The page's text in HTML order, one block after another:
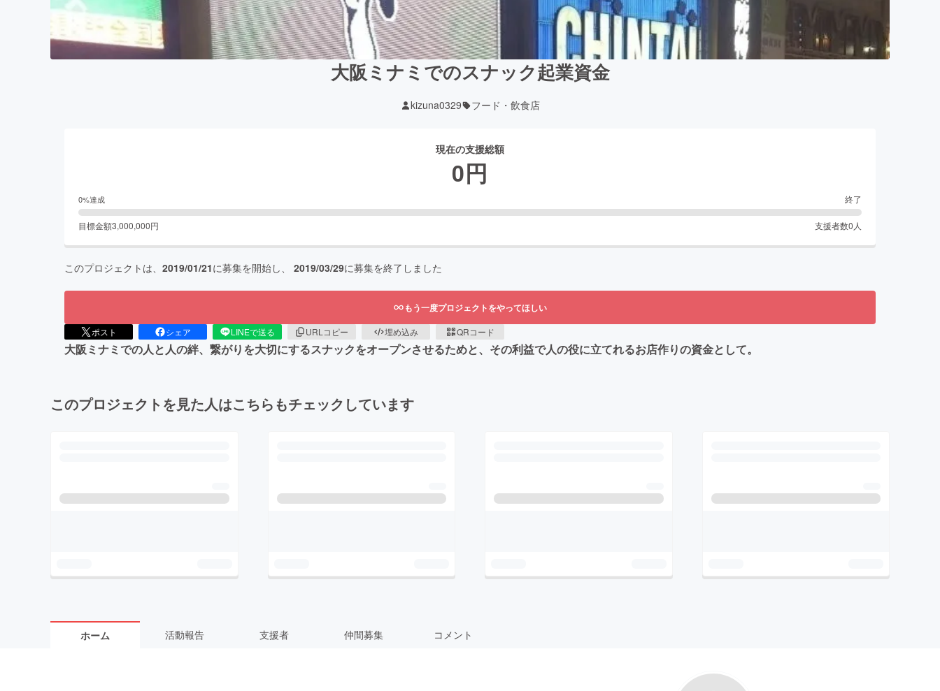
大阪ミナミでのスナック起業資金
kizuna0329 フード・飲食店
現在の支援総額
0円
0%達成 終了
目標金額3,000,000円 支援者数0 人
このプロジェクトは、 2019/01/21に募集を開始し、 2019/03/29に募集を終了しました
もう一度プロジェクトをやってほしい
ポスト シェア LINEで送る URLコピー 埋め込み QRコード
大阪ミナミでの人と人の絆、繋がりを大切にするスナックをオープンさせるためと、その利益で人の役に立てれるお店作りの資金として。
このプロジェクトを見た人はこちらもチェックしています
ホーム 活動報告 支援者 仲間募集 コメント